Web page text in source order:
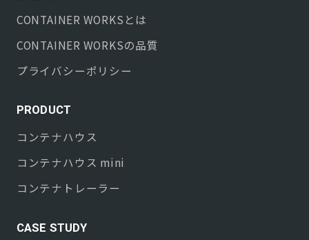
CONTAINER WORKS とは
CONTAINER WORKSの品質
プライバシーポリシー
PRODUCT
コンテナハウス
コンテナハウス mini
コンテナトレーラー
CASE STUDY